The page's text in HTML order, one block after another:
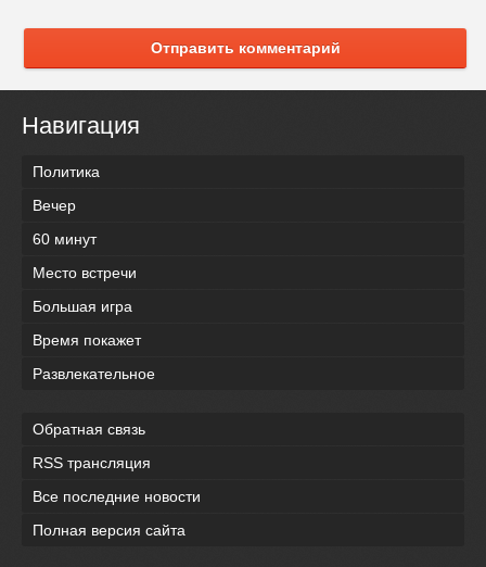
Отправить комментарий
Навигация
Политика
Вечер
60 минут
Место встречи
Большая игра
Время покажет
Развлекательное
Обратная связь
RSS трансляция
Все последние новости
Полная версия сайта